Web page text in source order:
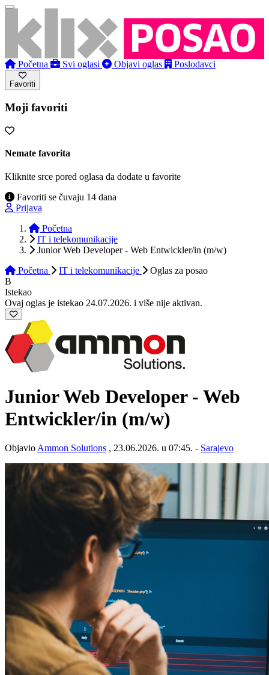
Početna Svi oglasi Objavi oglas Poslodavci
Favoriti
Moji favoriti
Nemate favorita
Kliknite srce pored oglasa da dodate u favorite
Favoriti se čuvaju 14 dana
Prijava
Početna
IT i telekomunikacije
Junior Web Developer - Web Entwickler/in (m/w)
Početna
IT i telekomunikacije Oglas za posao
B
Istekao
Ovaj oglas je istekao 24.07.2026. i više nije aktivan.
Junior Web Developer - Web
Entwickler/in (m/w)
Objavio Ammon Solutions , 23.06.2026. u 07:45. - Sarajevo